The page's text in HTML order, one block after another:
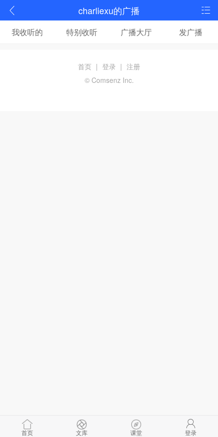
charliexu的广播
我收听的 特别收听 广播大厅 发广播
首页 文库 课堂 登录
首页 | 登录 | 注册
© Comsenz Inc.